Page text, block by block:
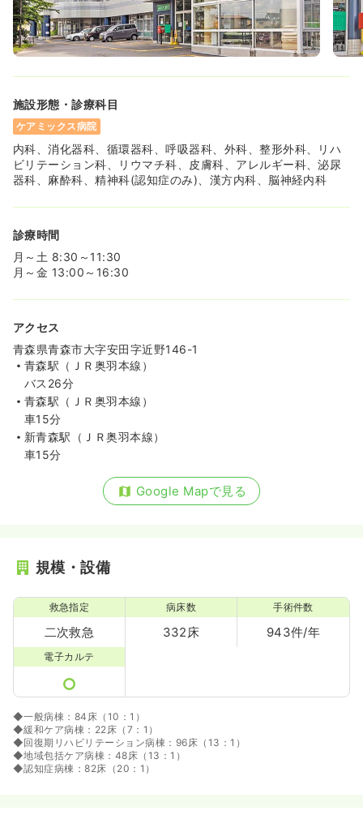
施設形態・診療科目
ケアミックス病院
内科、消化器科、循環器科、呼吸器科、外科、整形外科、リハ
ビリテーション科、リウマチ科、皮膚科、アレルギー科、泌尿
器科、麻酔科、精神科(認知症のみ)、漢方内科、脳神経内科
診療時間
月～土 8:30～11:30
月～金 13:00～16:30
アクセス
青森県青森市大字安田字近野146-1
青森駅（ＪＲ奥羽本線）
バス26分
青森駅（ＪＲ奥羽本線）
車15分
新青森駅（ＪＲ奥羽本線）
車15分
Google Mapで見る
規模・設備
救急指定
二次救急
病床数
332床
手術件数
943件/年
電子カルテ
◆一般病棟：84床（10：1）
◆緩和ケア病棟：22床（7：1）
◆回復期リハビリテーション病棟：96床（13：1）
◆地域包括ケア病棟：48床（13：1）
◆認知症病棟：82床（20：1）